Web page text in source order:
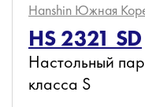
Hanshin Южная
HS 2321 SD
Настольный
класса S